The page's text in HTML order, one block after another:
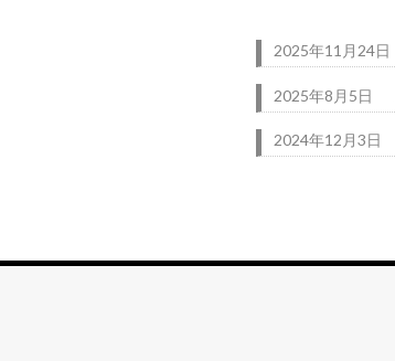
2025年11月24日
2025年8月5日
2024年12月3日